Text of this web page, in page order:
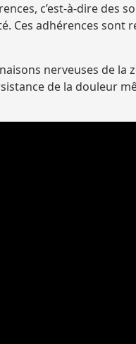
c’est-à-dire des
Ces adhérences sont
nerveuses de la
de la douleur